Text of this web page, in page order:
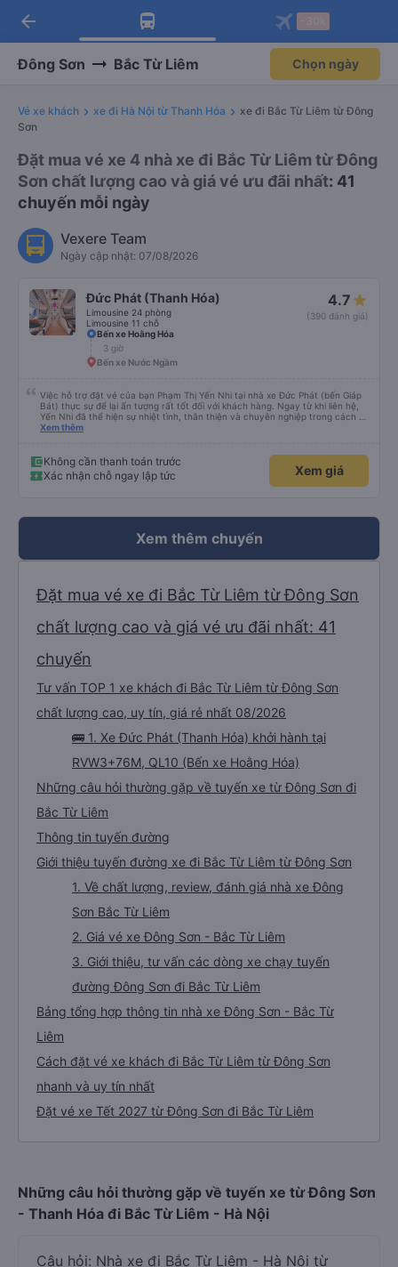
Tải app Vexere ngay!
Nhận ưu đãi thành viên độc
Mở app
Tải app Vexere
-30k/ghế khi đặt vé máy bay qua
Mở app
arrow_back
Đông Sơn Bắc Từ Liêm Chọn ngày
Vé xe khách xe đi Hà Nội từ Thanh Hóa
xe đi Bắc Từ Liêm từ Đông
Sơn
Đặt mua vé xe 4 nhà xe đi Bắc Từ Liêm từ Đông
Sơn chất lượng cao và giá vé ưu đãi nhất: 41
chuyến mỗi ngày
Vexere Team
Ngày cập nhật: 07/08/2026
Đức Phát (Thanh Hóa)
Limousine 24 phòng
Limousine 11 chỗ
4.7
(390 đánh giá)
Bến xe Hoằng Hóa
3 giờ
Bến xe Nước Ngầm
Việc hỗ trợ đặt vé của bạn Phạm Thị Yến Nhi tại nhà xe Đức Phát (bến Giáp
Bát) thực sự để lại ấn tượng rất tốt đối với khách hàng. Ngay từ khi liên hệ,
Yến Nhi đã thể hiện sự nhiệt tình, thân thiện và chuyên nghiệp trong cách tư
vấn. Mọi thắc mắc đều được giải đáp rõ ràng, nhanh chóng, giúp khách hàng
trình đặt vé, từ việc giữ chỗ, xác nhận thông tin đến nhắc nhở giờ xe chạy.
Sự tận tâm và chu đáo này giúp khách hàng cảm thấy yên tâm và tin tưởng
hơn khi sử dụng dịch vụ của nhà xe Đức Phát. Thái độ làm việc nghiêm túc,
Xem thêm
Không cần thanh toán trước
Xác nhận chỗ ngay lập tức
Xem giá
Xem thêm chuyến
Đặt mua vé xe đi Bắc Từ Liêm từ Đông Sơn
chất lượng cao và giá vé ưu đãi nhất: 41
chuyến
Tư vấn TOP 1 xe khách đi Bắc Từ Liêm từ Đông Sơn
chất lượng cao, uy tín, giá rẻ nhất 08/2026
🚌 1. Xe Đức Phát (Thanh Hóa) khởi hành tại
RVW3+76M, QL10 (Bến xe Hoằng Hóa)
Những câu hỏi thường gặp về tuyến xe từ Đông Sơn đi
Bắc Từ Liêm
Thông tin tuyến đường
Giới thiệu tuyến đường xe đi Bắc Từ Liêm từ Đông Sơn
1. Về chất lượng, review, đánh giá nhà xe Đông
Sơn Bắc Từ Liêm
2. Giá vé xe Đông Sơn - Bắc Từ Liêm
3. Giới thiệu, tư vấn các dòng xe chạy tuyến
đường Đông Sơn đi Bắc Từ Liêm
Bảng tổng hợp thông tin nhà xe Đông Sơn - Bắc Từ
Liêm
Cách đặt vé xe khách đi Bắc Từ Liêm từ Đông Sơn
nhanh và uy tín nhất
Đặt vé xe Tết 2027 từ Đông Sơn đi Bắc Từ Liêm
Những câu hỏi thường gặp về tuyến xe từ Đông Sơn
- Thanh Hóa đi Bắc Từ Liêm - Hà Nội
Câu hỏi: Nhà xe đi Bắc Từ Liêm - Hà Nội từ